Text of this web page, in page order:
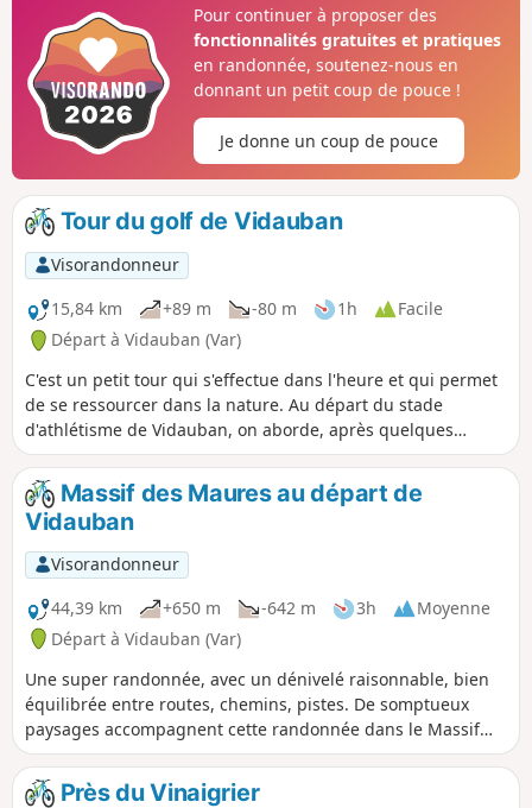
piste qui peut se transformer en bourbier par fortes
pluies. Attention aux ornières laissées par les engins
forestiers. Une première partie calme, puis c'est la
grimpette de Malatrache, et retour au calme, dans la
plaine, au milieu des vignobles.
Pour continuer à proposer des
fonctionnalités gratuites et pratiques
en randonnée, soutenez-nous en
donnant un petit coup de pouce !
Je donne un coup de pouce
Tour du golf de Vidauban
Visorandonneur
15,84 km
+89 m -80 m 1h
Facile
Départ à Vidauban (Var)
C'est un petit tour qui s'effectue dans l'heure et qui permet
de se ressourcer dans la nature. Au départ du stade
d'athlétisme de Vidauban, on aborde, après quelques
kilomètres sur un chemin goudronné, le premier
dépaysement avec un franchissement de gué plus ou moins
difficile suivant la saison. Puis on longe la clôture du golf,
d'abord sur un chemin goudronné puis, après quelques
centaines de mètres, sur une piste bien torturée, mais le
golf offre des vues magnifiques. En le quittant, on aborde le
couvert avec des petites pistes en sous-bois, puis à nouveau
un franchissement de gué avant de rejoindre la Route du
Plan de la Tour, après avoir franchi à nouveau un gué et le
pont sur l'Aille. L'itinéraire se termine en empruntant à
nouveau un sentier herbeux et ombragé.
Massif des Maures au départ de
Vidauban
Visorandonneur
44,39 km
+650 m -642 m 3h
Moyenne
Départ à Vidauban (Var)
Une super randonnée, avec un dénivelé raisonnable, bien
équilibrée entre routes, chemins, pistes. De somptueux
paysages accompagnent cette randonnée dans le Massif
des Maures avec vues sur le Rocher de Roquebrune avec,
en arrière plan, les Alpes .
Près du Vinaigrier